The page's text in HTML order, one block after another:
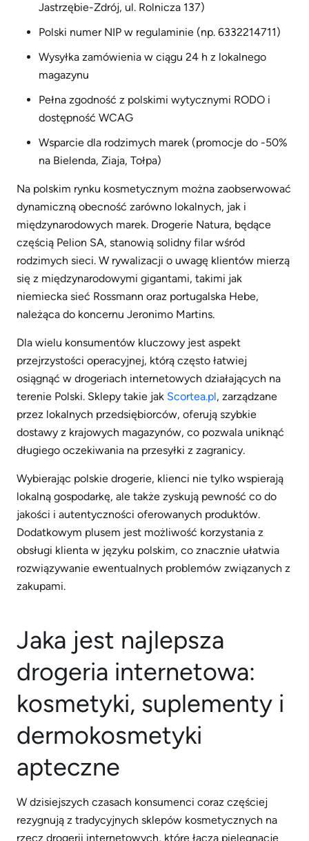
Jastrzębie-Zdrój, ul. Rolnicza 137)
Polski numer NIP w regulaminie (np. 6332214711)
Wysyłka zamówienia w ciągu 24 h z lokalnego
magazynu
Pełna zgodność z polskimi wytycznymi RODO i
dostępność WCAG
Wsparcie dla rodzimych marek (promocje do -50%
na Bielenda, Ziaja, Tołpa)
Na polskim rynku kosmetycznym można zaobserwować
dynamiczną obecność zarówno lokalnych, jak i
międzynarodowych marek. Drogerie Natura, będące
częścią Pelion SA, stanowią solidny filar wśród
rodzimych sieci. W rywalizacji o uwagę klientów mierzą
się z międzynarodowymi gigantami, takimi jak
niemiecka sieć Rossmann oraz portugalska Hebe,
należąca do koncernu Jeronimo Martins.
Dla wielu konsumentów kluczowy jest aspekt
przejrzystości operacyjnej, którą często łatwiej
osiągnąć w drogeriach internetowych działających na
terenie Polski. Sklepy takie jak Scortea.pl, zarządzane
przez lokalnych przedsiębiorców, oferują szybkie
dostawy z krajowych magazynów, co pozwala uniknąć
długiego oczekiwania na przesyłki z zagranicy.
Wybierając polskie drogerie, klienci nie tylko wspierają
lokalną gospodarkę, ale także zyskują pewność co do
jakości i autentyczności oferowanych produktów.
Dodatkowym plusem jest możliwość korzystania z
obsługi klienta w języku polskim, co znacznie ułatwia
rozwiązywanie ewentualnych problemów związanych z
zakupami.
Jaka jest najlepsza
drogeria internetowa:
kosmetyki, suplementy i
dermokosmetyki
apteczne
W dzisiejszych czasach konsumenci coraz częściej
rezygnują z tradycyjnych sklepów kosmetycznych na
rzecz drogerii internetowych, które łączą pielęgnację